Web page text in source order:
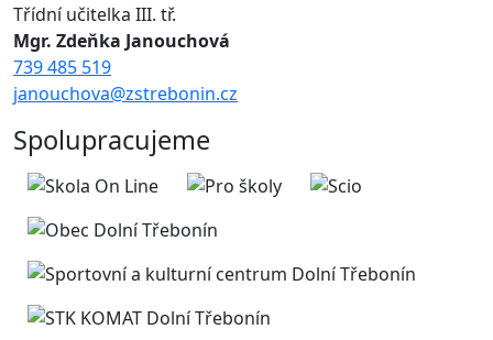
Třídní učitelka III. tř.
Mgr. Zdeňka Janouchová
739 485 519
janouchova@zstrebonin.cz
Spolupracujeme